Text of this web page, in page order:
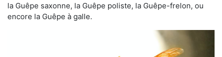
la Guêpe saxonne, la Guêpe poliste, la Guêpe-frelon, ou
encore la Guêpe à galle.